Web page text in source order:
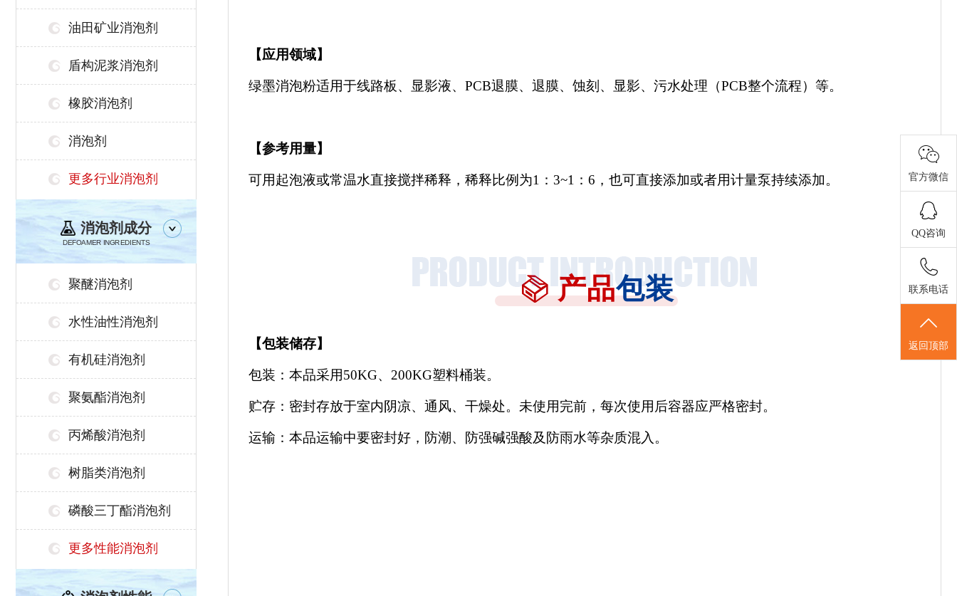
油田矿业消泡剂
盾构泥浆消泡剂
橡胶消泡剂
消泡剂
更多行业消泡剂
消泡剂成分
DEFOAMER INGREDIENTS
聚醚消泡剂
水性油性消泡剂
有机硅消泡剂
聚氨酯消泡剂
丙烯酸消泡剂
树脂类消泡剂
磷酸三丁酯消泡剂
更多性能消泡剂
【应用领域】
绿墨消泡粉适用于线路板、显影液、 PCB退膜、退膜、蚀刻、显影、污水处理（PCB整个流程）等。
【参考用量】
可用起泡液或常温水直接搅拌稀释，稀释比例为1：3~1：6，也可直接添加或者用计量泵持续添加。
产品包装
【包装储存】
包装：本品采用50KG、200KG塑料桶装。
贮存：密封存放于室内阴凉、通风、干燥处。未使用完前，每次使用后容器应严格密封。
运输：本品运输中要密封好，防潮、防强碱强酸及防雨水等杂质混入。
官方微信
QQ咨询
联系电话
返回顶部